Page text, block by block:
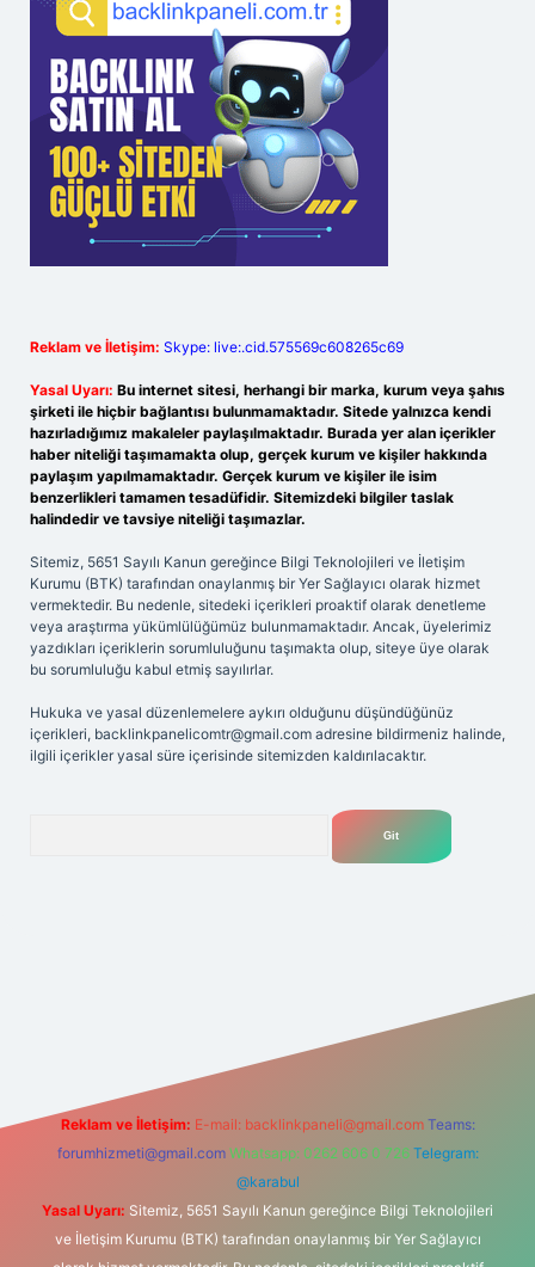
Reklam ve İletişim: Skype: live:.cid.575569c608265c69
Yasal Uyarı: Bu internet sitesi, herhangi bir marka, kurum veya şahıs
şirketi ile hiçbir bağlantısı bulunmamaktadır. Sitede yalnızca kendi
hazırladığımız makaleler paylaşılmaktadır. Burada yer alan içerikler
haber niteliği taşımamakta olup, gerçek kurum ve kişiler hakkında
paylaşım yapılmamaktadır. Gerçek kurum ve kişiler ile isim
benzerlikleri tamamen tesadüfidir. Sitemizdeki bilgiler taslak
halindedir ve tavsiye niteliği taşımazlar.
Sitemiz, 5651 Sayılı Kanun gereğince Bilgi Teknolojileri ve İletişim
Kurumu (BTK) tarafından onaylanmış bir Yer Sağlayıcı olarak hizmet
vermektedir. Bu nedenle, sitedeki içerikleri proaktif olarak denetleme
veya araştırma yükümlülüğümüz bulunmamaktadır. Ancak, üyelerimiz
yazdıkları içeriklerin sorumluluğunu taşımakta olup, siteye üye olarak
bu sorumluluğu kabul etmiş sayılırlar.
Hukuka ve yasal düzenlemelere aykırı olduğunu düşündüğünüz
içerikleri, backlinkpanelicomtr@gmail.com adresine bildirmeniz halinde,
ilgili içerikler yasal süre içerisinde sitemizden kaldırılacaktır.
Reklam ve İletişim: E-mail: backlinkpaneli@gmail.com Teams:
forumhizmeti@gmail.com Whatsapp: 0262 606 0 726 Telegram:
@karabul
Yasal Uyarı: Sitemiz, 5651 Sayılı Kanun gereğince Bilgi Teknolojileri
ve İletişim Kurumu (BTK) tarafından onaylanmış bir Yer Sağlayıcı